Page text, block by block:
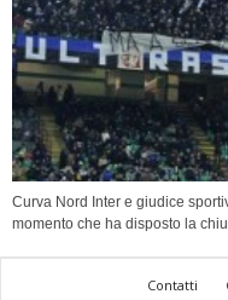
Curva Nord Inter e giudice
momento che ha disposto la
Contatti